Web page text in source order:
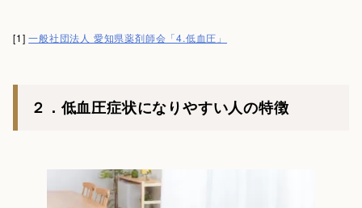
[1]一般社団法人 愛知県薬剤師会「4.低血圧」
２．低血圧症状になりやすい人の特徴